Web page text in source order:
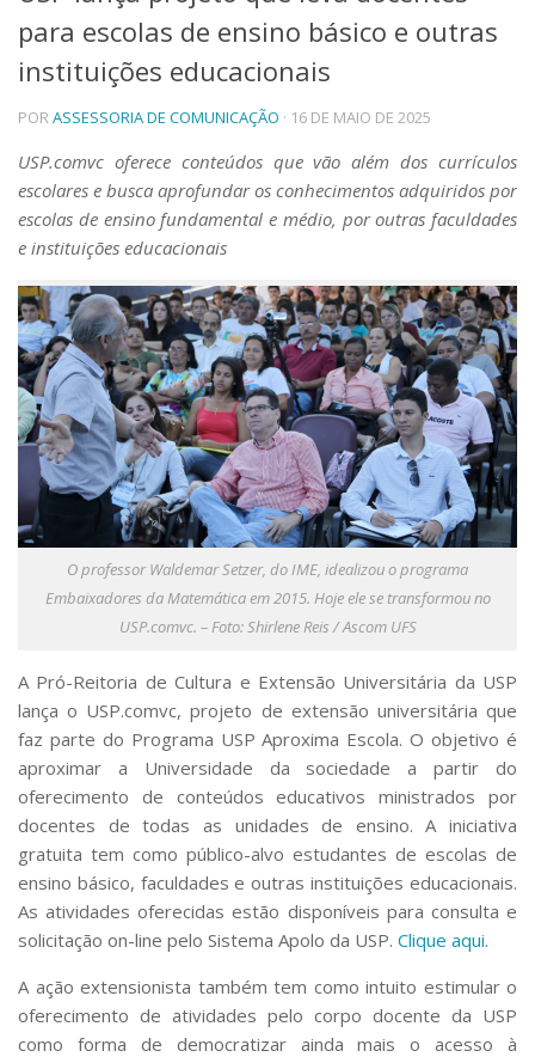
Telefones e Mapas
Pessoas
Ensino
Graduação
Educação a distância
Cursos de Extensão
Pesquisa e Inovação
Linhas de Pesquisa
Centros, Núcleos e Projetos em Rede
Pós-doutorado
Iniciação Científica
Transferência de Tecnologia
Empresas Juniores
Extensão à Comunidade
Projetos, Programas e Cursos
Artes, Cultura e Esportes
Museus e Espaços Interativos
Serviços
Bibliotecas
Apoio ao Estudante
Segurança, Trânsito e Prevenção
Outros serviços
Comunicação
Assessorias e Mídias
Aplicativos e Sites
Jornal da USP
Agenda de Eventos
Defesa de Teses
para escolas de ensino básico e outras
instituições educacionais
PORASSESSORIA DE COMUNICAÇÃO · 16 DE MAIO DE 2025
USP.comvc oferece conteúdos que vão além dos currículos
escolares e busca aprofundar os conhecimentos adquiridos por
escolas de ensino fundamental e médio, por outras faculdades
e instituições educacionais
O professor Waldemar Setzer, do IME, idealizou o programa
Embaixadores da Matemática em 2015. Hoje ele se transformou no
USP.comvc. – Foto: Shirlene Reis / Ascom UFS
A Pró-Reitoria de Cultura e Extensão Universitária da USP
lança o USP.comvc, projeto de extensão universitária que
faz parte do Programa USP Aproxima Escola. O objetivo é
aproximar a Universidade da sociedade a partir do
oferecimento de conteúdos educativos ministrados por
docentes de todas as unidades de ensino. A iniciativa
gratuita tem como público-alvo estudantes de escolas de
ensino básico, faculdades e outras instituições educacionais.
As atividades oferecidas estão disponíveis para consulta e
solicitação on-line pelo Sistema Apolo da USP. Clique aqui.
A ação extensionista também tem como intuito estimular o
oferecimento de atividades pelo corpo docente da USP
como forma de democratizar ainda mais o acesso à